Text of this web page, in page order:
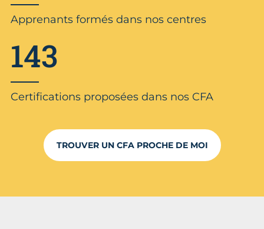
Apprenants formés dans nos centres
143
Certifications proposées dans nos CFA
TROUVER UN CFA PROCHE DE MOI